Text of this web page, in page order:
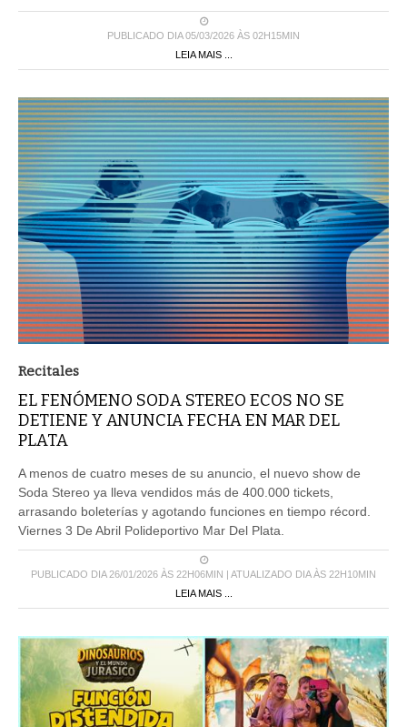
PUBLICADO DIA 05/03/2026 ÀS 02H15MIN
LEIA MAIS ...
Recitales
EL FENÓMENO SODA STEREO ECOS NO SE
DETIENE Y ANUNCIA FECHA EN MAR DEL
PLATA
A menos de cuatro meses de su anuncio, el nuevo show de
Soda Stereo ya lleva vendidos más de 400.000 tickets,
arrasando boleterías y agotando funciones en tiempo récord.
Viernes 3 De Abril Polideportivo Mar Del Plata.
PUBLICADO DIA 26/01/2026 ÀS 22H06MIN | ATUALIZADO DIA ÀS 22H10MIN
LEIA MAIS ...